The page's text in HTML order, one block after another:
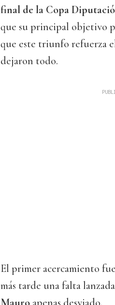
final de la Copa
que su principal objetivo
que este triunfo refuerza
dejaron todo.
El primer acercamiento
más tarde una falta